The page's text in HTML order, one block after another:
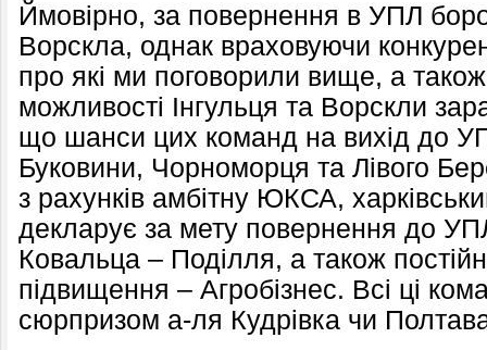
Ймовірно, за повернення в УПЛ
Ворскла, однак враховуючи
про які ми поговорили вище, а також
можливості Інгульця та Ворскли
що шанси цих команд на вихід до
Буковини, Чорноморця та Лівого
з рахунків амбітну ЮКСА,
декларує за мету повернення до
Ковальца – Поділля, а також
підвищення – Агробізнес. Всі ці
сюрпризом а-ля Кудрівка чи